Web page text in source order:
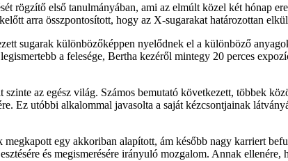
rögzítő első tanulmányában, ami az elmúlt közel két hónap
arra összpontosított, hogy az X-sugarakat határozottan
sugarak különbözőképpen nyelődnek el a különböző
a felesége, Bertha kezéről mintegy 20 perces
az egész világ. Számos bemutató következett, többek
Ez utóbbi alkalommal javasolta a saját kézcsontjainak
megkapott egy akkoriban alapított, ám később nagy karriert
és megismerésére irányuló mozgalom. Annak